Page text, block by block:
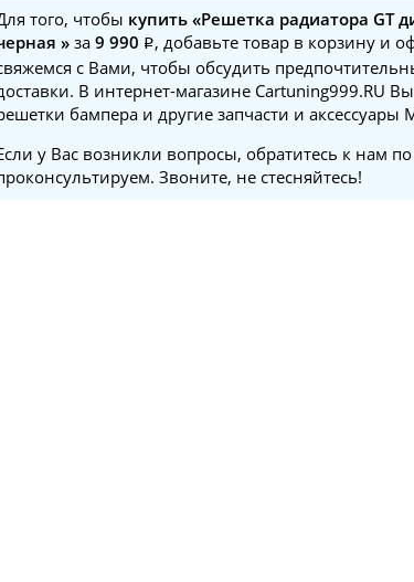
того, чтобы купить «Решетка радиатора GT
»за 9 990
, добавьте товар в корзину и
с Вами, чтобы обсудить
В интернет-магазине Cartuning999.RU
бампера и другие запчасти и аксессуары
у Вас возникли вопросы, обратитесь к нам
Звоните, не стесняйтесь!